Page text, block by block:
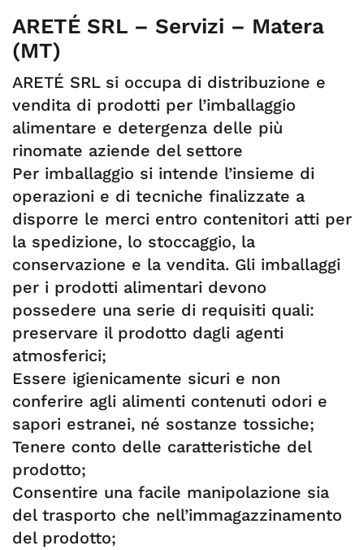
ARETÉ SRL – Servizi – Matera
(MT)
ARETÉ SRL si occupa di distribuzione e
vendita di prodotti per l’imballaggio
alimentare e detergenza delle più
rinomate aziende del settore
Per imballaggio si intende l’insieme di
operazioni e di tecniche finalizzate a
disporre le merci entro contenitori atti per
la spedizione, lo stoccaggio, la
conservazione e la vendita. Gli imballaggi
per i prodotti alimentari devono
possedere una serie di requisiti quali:
preservare il prodotto dagli agenti
atmosferici;
Essere igienicamente sicuri e non
conferire agli alimenti contenuti odori e
sapori estranei, né sostanze tossiche;
Tenere conto delle caratteristiche del
prodotto;
Consentire una facile manipolazione sia
del trasporto che nell’immagazzinamento
del prodotto;